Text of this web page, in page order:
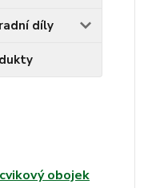
díly
obojek